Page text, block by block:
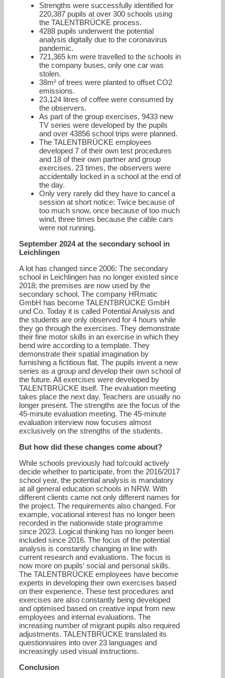
Strengths were successfully identified for
220,387 pupils at over 300 schools using
the TALENTBRÜCKE process.
4288 pupils underwent the potential
analysis digitally due to the coronavirus
pandemic.
721,365 km were travelled to the schools in
the company buses, only one car was
stolen.
38m² of trees were planted to offset CO2
emissions.
23,124 litres of coffee were consumed by
the observers.
As part of the group exercises, 9433 new
TV series were developed by the pupils
and over 43856 school trips were planned.
The TALENTBRÜCKE employees
developed 7 of their own test procedures
and 18 of their own partner and group
exercises. 23 times, the observers were
accidentally locked in a school at the end of
the day.
Only very rarely did they have to cancel a
session at short notice: Twice because of
too much snow, once because of too much
wind, three times because the cable cars
were not running.
September 2024 at the secondary school in
Leichlingen
A lot has changed since 2006: The secondary
school in Leichlingen has no longer existed since
2018; the premises are now used by the
secondary school. The company HRmatic
GmbH has become TALENTBRÜCKE GmbH
und Co. Today it is called Potential Analysis and
the students are only observed for 4 hours while
they go through the exercises. They demonstrate
their fine motor skills in an exercise in which they
bend wire according to a template. They
demonstrate their spatial imagination by
furnishing a fictitious flat. The pupils invent a new
series as a group and develop their own school of
the future. All exercises were developed by
TALENTBRÜCKE itself. The evaluation meeting
takes place the next day. Teachers are usually no
longer present. The strengths are the focus of the
45-minute evaluation meeting. The 45-minute
evaluation interview now focuses almost
exclusively on the strengths of the students.
But how did these changes come about?
While schools previously had to/could actively
decide whether to participate, from the 2016/2017
school year, the potential analysis is mandatory
at all general education schools in NRW. With
different clients came not only different names for
the project. The requirements also changed. For
example, vocational interest has no longer been
recorded in the nationwide state programme
since 2023. Logical thinking has no longer been
included since 2016. The focus of the potential
analysis is constantly changing in line with
current research and evaluations. The focus is
now more on pupils‘ social and personal skills.
The TALENTBRÜCKE employees have become
experts in developing their own exercises based
on their experience. These test procedures and
exercises are also constantly being developed
and optimised based on creative input from new
employees and internal evaluations. The
increasing number of migrant pupils also required
adjustments. TALENTBRÜCKE translated its
questionnaires into over 23 languages and
increasingly used visual instructions.
Conclusion